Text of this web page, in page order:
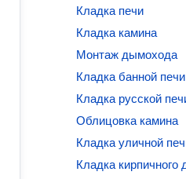
Кладка печи
Кладка камина
Монтаж дымохода
Кладка банной печи
Кладка русской
Облицовка камина
Кладка уличной
Кладка кирпичного